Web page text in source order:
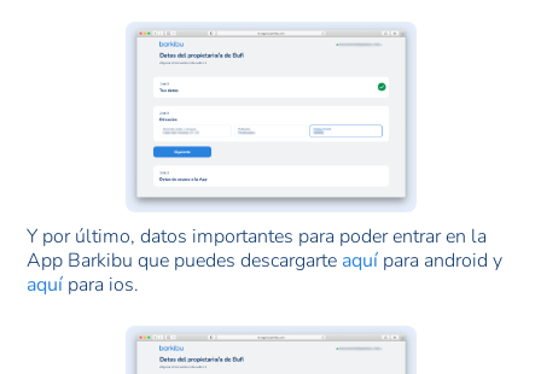
Y por último, datos importantes para poder entrar en la
App Barkibu que puedes descargarte aquí para android y
aquí para ios.